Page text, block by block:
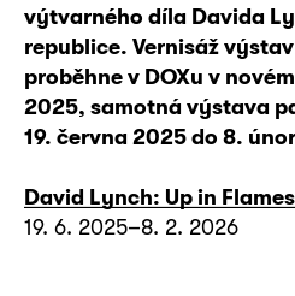
výtvarného díla Davida
republice. Vernisáž
proběhne v DOXu v
2025, samotná výstava
19. června 2025 do 8.
David Lynch: Up in Flames
19. 6. 2025–8. 2. 2026